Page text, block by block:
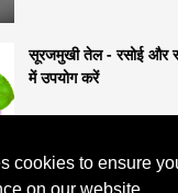
cookies to ensure
सूरजमुखी तेल - रसोई और
में उपयोग करें